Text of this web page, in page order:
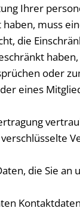
Ihrer
muss
die
oder
eines
die Sie